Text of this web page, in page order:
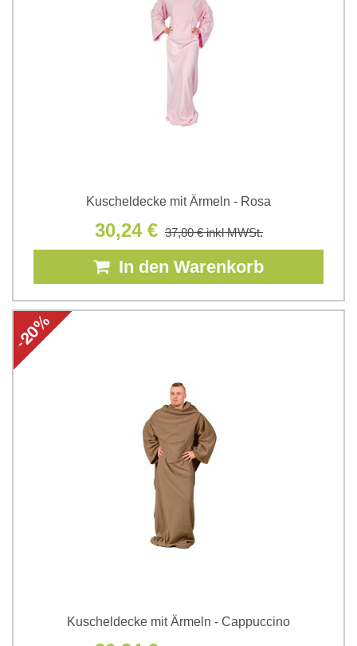
Kuscheldecke mit Ärmeln - Rosa
30,24 € 37,80 €inkl MWSt.
In den Warenkorb
Kuscheldecke mit Ärmeln - Cappuccino